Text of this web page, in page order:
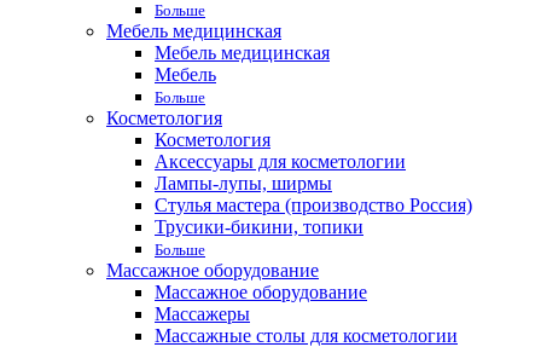
Больше
Мебель медицинская
Мебель медицинская
Мебель
Больше
Косметология
Косметология
Аксессуары для косметологии
Лампы-лупы, ширмы
Стулья мастера (производство Россия)
Трусики-бикини, топики
Больше
Массажное оборудование
Массажное оборудование
Массажеры
Массажные столы для косметологии